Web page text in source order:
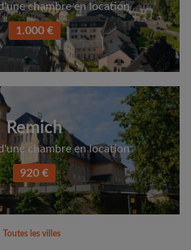
chambre en location
1.000 €
Remich
chambre en location
920 €
Toutes les villes